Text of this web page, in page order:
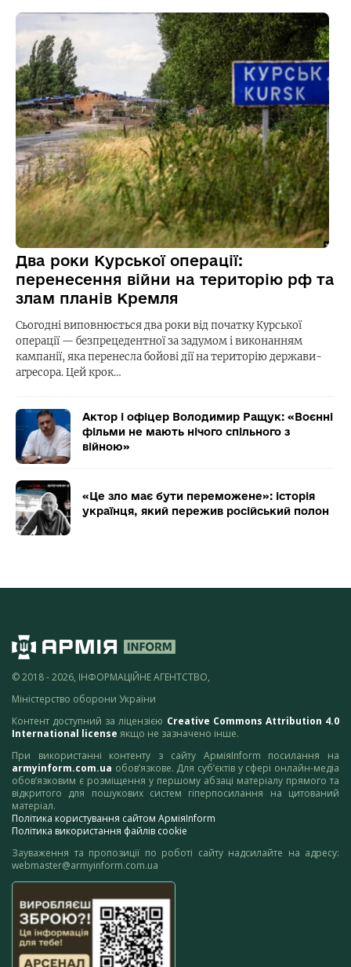
Два роки Курської операції:
перенесення війни на територію рф та
злам планів Кремля
Сьогодні виповнюється два роки від початку Курської
операції — безпрецедентної за задумом і виконанням
кампанії, яка перенесла бойові дії на територію держави-
агресора. Цей крок…
Актор і офіцер Володимир Ращук: «Воєнні
фільми не мають нічого спільного з
війною»
«Це зло має бути переможене»: історія
українця, який пережив російський полон
© 2018 - 2026, ІНФОРМАЦІЙНЕ АГЕНТСТВО,
Міністерство оборони України
Контент доступний за ліцензією Creative Commons Attribution 4.0
International license якщо не зазначено інше.
При використанні контенту з сайту АрміяInform посилання на
armyinform.com.ua обов’язкове. Для суб’єктів у сфері онлайн-медіа
обов’язковим є розміщення у першому абзаці матеріалу прямого та
відкритого для пошукових систем гіперпосилання на цитований
матеріал.
Політика користування сайтом АрміяInform
Політика використання файлів cookie
Зауваження та пропозиції по роботі сайту надсилайте на адресу:
webmaster@armyinform.com.ua